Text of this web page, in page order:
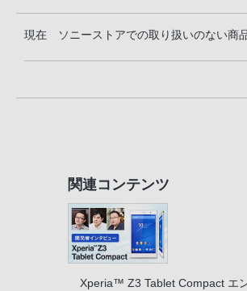
現在 ソニーストアでの取り扱いのない商
関連コンテンツ
Xperia™ Z3 Tablet Compact エ